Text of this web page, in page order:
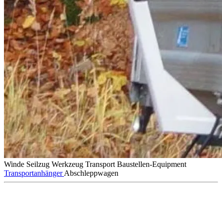
Winde Seilzug Werkzeug Transport Baustellen-Equipment
TransportanhängerAbschleppwagen